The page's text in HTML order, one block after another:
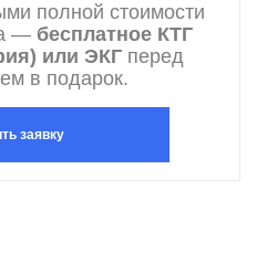
полной стоимости
— бесплатное КТГ
или ЭКГперед
в подарок.
заявку